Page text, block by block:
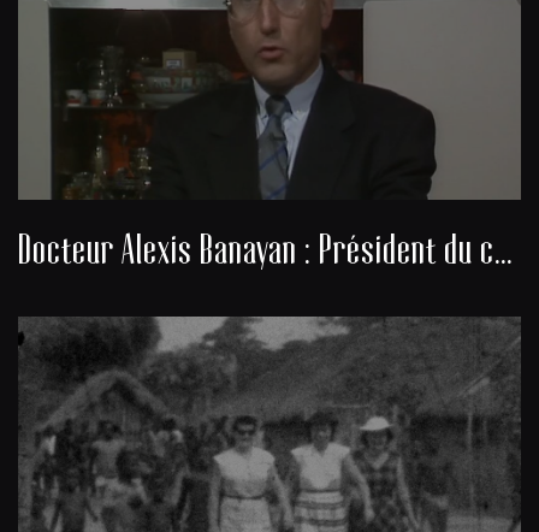
Docteur Alexis Banayan : Président du consistoire de la communauté juive de Bordeaux